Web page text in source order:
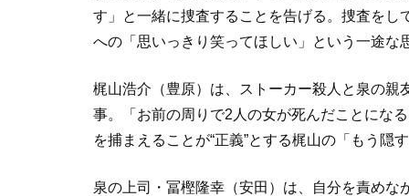
す」と一緒に捜査することを告げる。捜査をし
への「思いっきり笑ってほしい」という一途な
梶山浩介（豊原）は、ストーカー殺人と泉の
事。「お前の周りで2人の女が死んだことにな
を捕まえることが“正義”とする梶山の「もう隠
泉の上司・冨樫隆幸（安田）は、自分を責め